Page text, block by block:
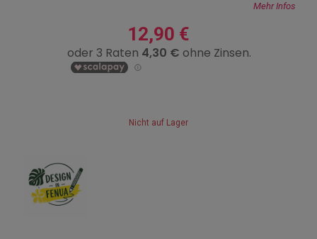
Mehr Infos
12,90 €
Nicht auf Lager